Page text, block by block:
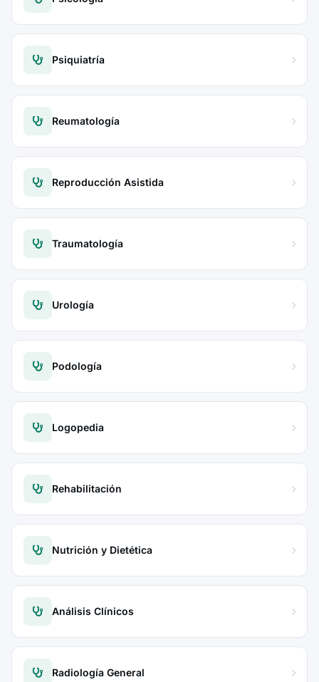
Psiquiatría
Reumatología
Reproducción Asistida
Traumatología
Urología
Podología
Logopedia
Rehabilitación
Nutrición y Dietética
Análisis Clínicos
Radiología General